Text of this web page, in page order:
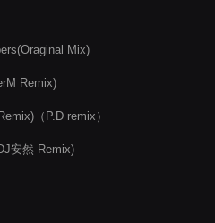
Mix)
Remix)
（P.D remix）
安然 Remix)